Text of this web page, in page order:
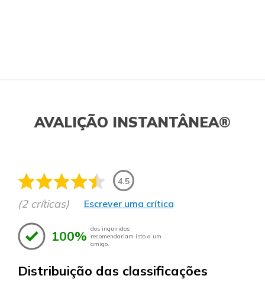
AVALIÇÃO INSTANTÂNEA®
4.5
(2 críticas) Escrever uma crítica
100% dos inquiridos
recomendariam isto a um
amigo.
Distribuição das classificações